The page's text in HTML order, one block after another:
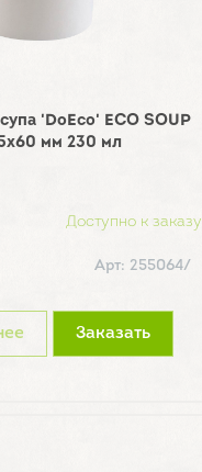
'DoEco' ECO SOUP
мм 230 мл
Доступно к заказу
Арт: 255064/
Заказать